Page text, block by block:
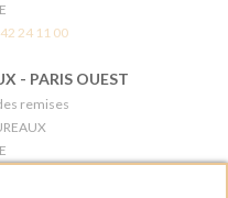
24 11 00
- PARIS OUEST
remises